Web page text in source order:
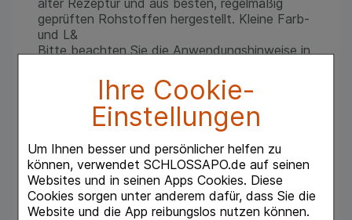
Ihre Cookie-
Einstellungen
Um Ihnen besser und persönlicher helfen zu
können, verwendet SCHLOSSAPO.de auf seinen
Websites und in seinen Apps Cookies. Diese
Cookies sorgen unter anderem dafür, dass Sie die
Website und die App reibungslos nutzen können.
geprüften Rohstoffen hergestellt. Kleine Farb-
und L&
Bitte beachten Sie die Anwendungshinweise in
medesign waxo Ohrkerzen sollten nicht bei
Hauterkrankungen am Ohr, entzündlichen
Ohrerkrankungen, perforiertem Trommelfell
oder implantierten Paukenröhrchen eingesetzt
werden.